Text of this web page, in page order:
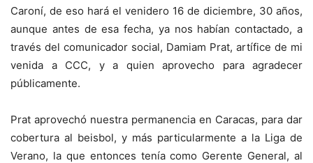
Caroní, de eso hará el venidero 16 de diciembre, 30 años,
aunque antes de esa fecha, ya nos habían contactado, a
través del comunicador social, Damiam Prat, artífice de mi
venida a CCC, y a quien aprovecho para agradecer
públicamente.
Prat aprovechó nuestra permanencia en Caracas, para dar
cobertura al beisbol, y más particularmente a la Liga de
Verano, la que entonces tenía como Gerente General, al